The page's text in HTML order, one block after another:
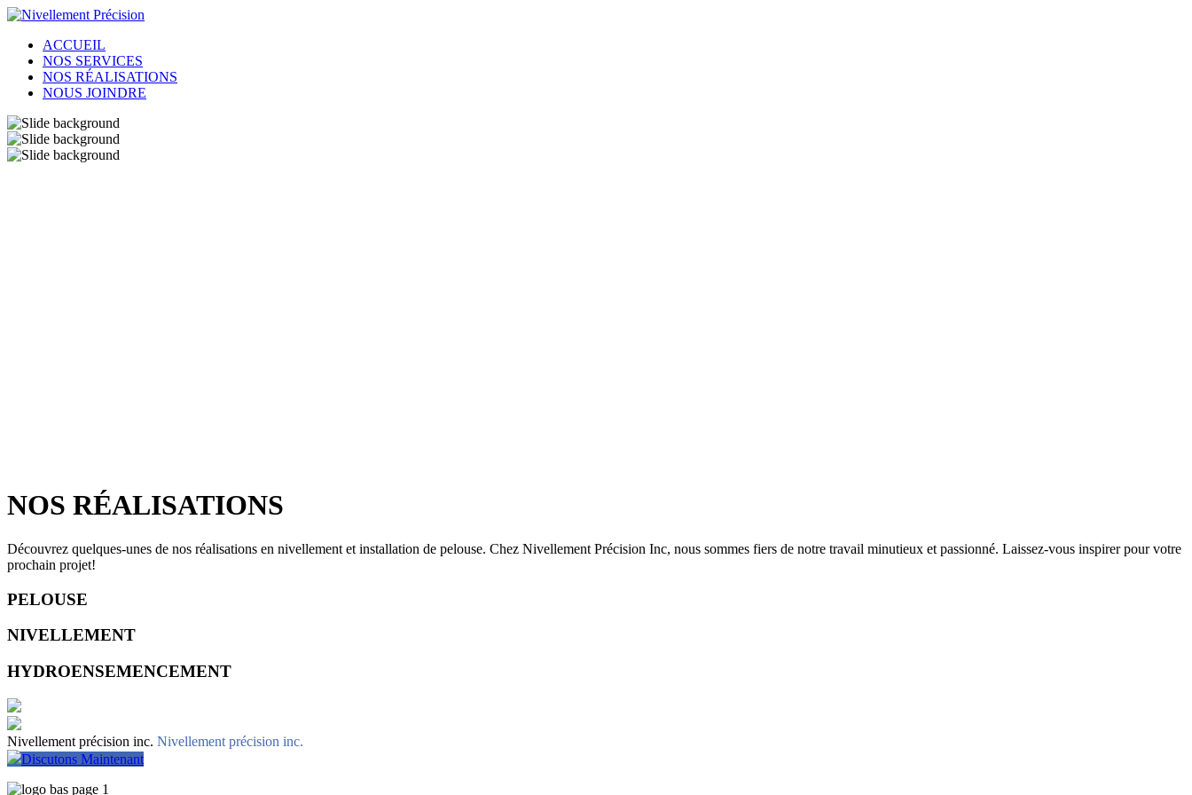
ACCUEIL
NOS SERVICES
NOS RÉALISATIONS
NOUS JOINDRE
NOS RÉALISATIONS
Découvrez quelques-unes de nos réalisations en nivellement et installation de pelouse. Chez Nivellement Précision Inc, nous sommes fiers de notre travail minutieux et passionné. Laissez-vous inspirer pour votre
prochain projet!
PELOUSE
NIVELLEMENT
HYDROENSEMENCEMENT
Nivellement précision inc. Nivellement précision inc.
Discutons Maintenant